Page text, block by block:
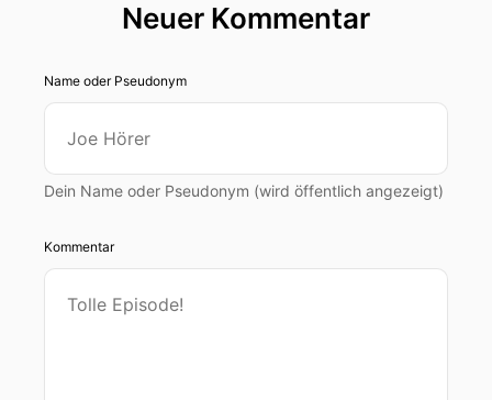
Neuer Kommentar
Name oder Pseudonym
Dein Name oder Pseudonym (wird öffentlich angezeigt)
Kommentar